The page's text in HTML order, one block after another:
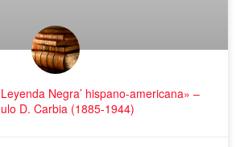
Negra’ hispano-americana» –
D. Carbia (1885-1944)